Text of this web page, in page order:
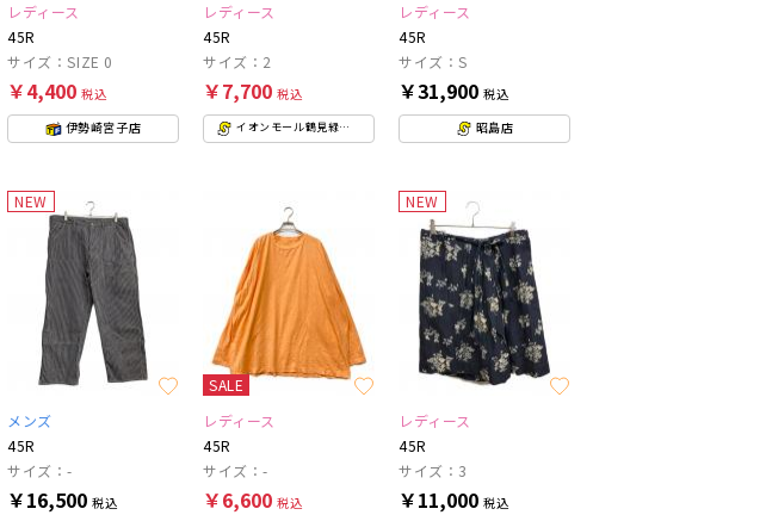
レディース
45R
サイズ：SIZE 0
￥4,400 税込
伊勢崎宮子店
レディース
45R
サイズ：2
￥7,700 税込
イオンモール鶴見緑地店
レディース
45R
サイズ：S
￥31,900 税込
昭島店
NEW
メンズ
45R
サイズ：-
￥16,500 税込
SALE
レディース
45R
サイズ：-
￥6,600 税込
NEW
レディース
45R
サイズ：3
￥11,000 税込